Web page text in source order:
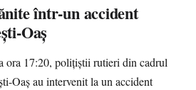
într-un accident
Oaș
ora 17:20, polițiștii rutieri din cadrul
Oaș au intervenit la un accident